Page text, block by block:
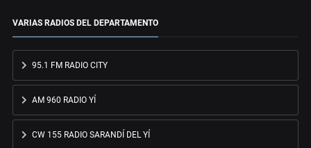
VARIAS RADIOS DEL DEPARTAMENTO
95.1 FM RADIO CITY
AM 960 RADIO YÍ
CW 155 RADIO SARANDÍ DEL YÍ